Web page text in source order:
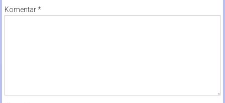
Komentar*